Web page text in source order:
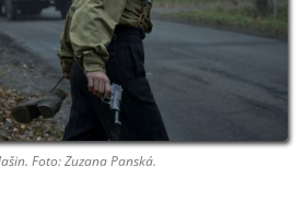
Foto: Zuzana Panská.